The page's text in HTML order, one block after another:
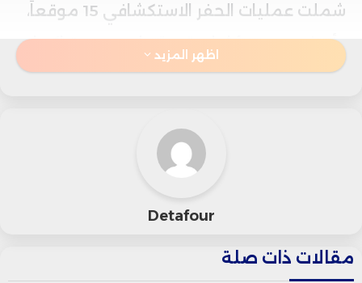
شملت عمليات الحفر الاستكشافي 15 موقعاً،
وأسفرت عن مؤشرات قوية على وجود تراكمات
من النحاس ذات قيمة اقتصادية.
ومن أبرز النتائج المسجلة، عينات نحاسية بتركيز
بنسبة 0.7% عند سطح الأرض، ما يعزز إمكانيات
تطوير منجم مكشوف قابل للتوسعة.
اظهر المزيد
Detafour
مقالات ذات صلة